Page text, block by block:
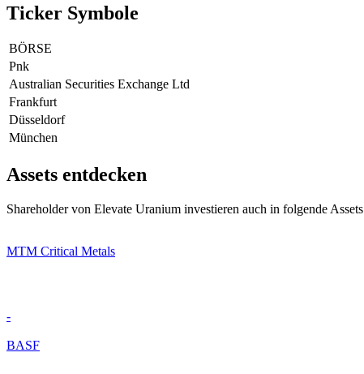
Ticker Symbole
BÖRSE
Pnk
Australian Securities Exchange Ltd
Frankfurt
Düsseldorf
München
Assets entdecken
Shareholder von Elevate Uranium investieren auch in folgende Assets
MTM Critical Metals
-
BASF